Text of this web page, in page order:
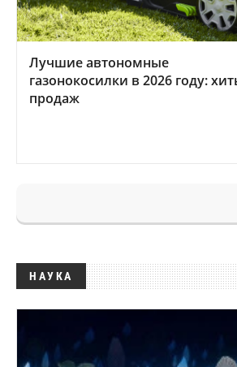
Лучшие автономные
газонокосилки в 2026 году:
продаж
НАУКА